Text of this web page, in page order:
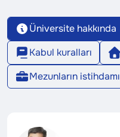
Üniversite hakkında
Kabul kuralları
Mezunların istihdamı